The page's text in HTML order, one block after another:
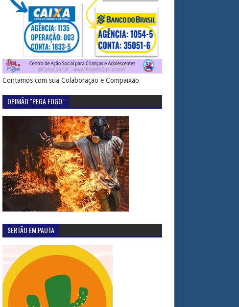
Contamos com sua Colaboração e Compaixão
OPINIÃO "PEGA FOGO"
SERTÃO EM PAUTA